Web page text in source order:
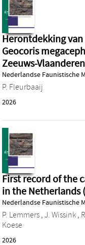
Herontdekking
Geocoris
Zeeuws-
Nederlandse Faunistische
P. Fleurbaaij
2026
First record of the
in the Netherlands
Nederlandse Faunistische
P. Lemmers , J. Wissink ,
Koese
2026